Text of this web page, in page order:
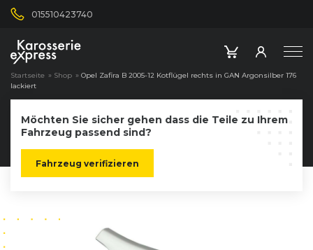
015510423740
Startseite » Shop » Opel Zafira B 2005-12 Kotflügel rechts in GAN Argonsilber 176
lackiert
Möchten Sie sicher gehen dass die Teile zu Ihrem
Fahrzeug passend sind?
Fahrzeug verifizieren